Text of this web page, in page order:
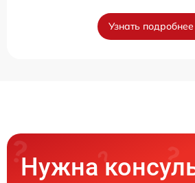
Узнать подробнее
Нужна